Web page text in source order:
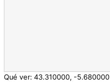
Qué ver: 43.310000, -5.680000